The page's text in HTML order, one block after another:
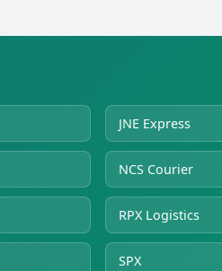
JNE Express
NCS Courier
RPX Logistics
SPX